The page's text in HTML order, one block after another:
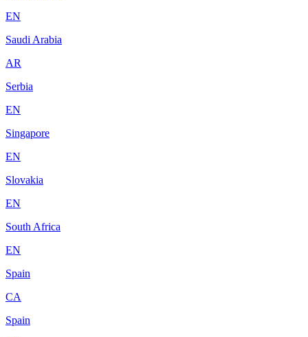
EN
Saudi Arabia
AR
Serbia
EN
Singapore
EN
Slovakia
EN
South Africa
EN
Spain
CA
Spain